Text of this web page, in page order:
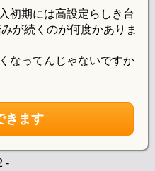
初期には高設定らしき台
が続くのが何度かありま
なってんじゃないですか
きます
-